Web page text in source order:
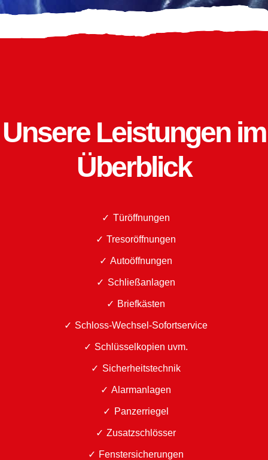
Unsere Leistungen im
Überblick
Türöffnungen
Tresoröffnungen
Autoöffnungen
Schließanlagen
Briefkästen
Schloss-Wechsel-Sofortservice
Schlüsselkopien uvm.
Sicherheitstechnik
Alarmanlagen
Panzerriegel
Zusatzschlösser
Fenstersicherungen